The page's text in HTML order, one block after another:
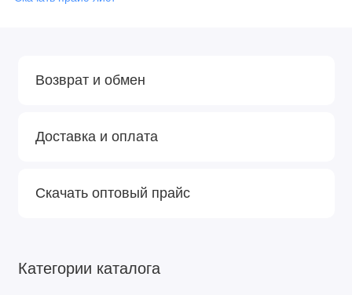
Возврат и обмен
Доставка и оплата
Скачать оптовый прайс
Категории каталога